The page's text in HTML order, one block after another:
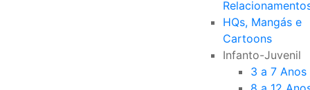
HQs, Mangás e
Cartoons
Infanto-Juvenil
3 a 7 Anos